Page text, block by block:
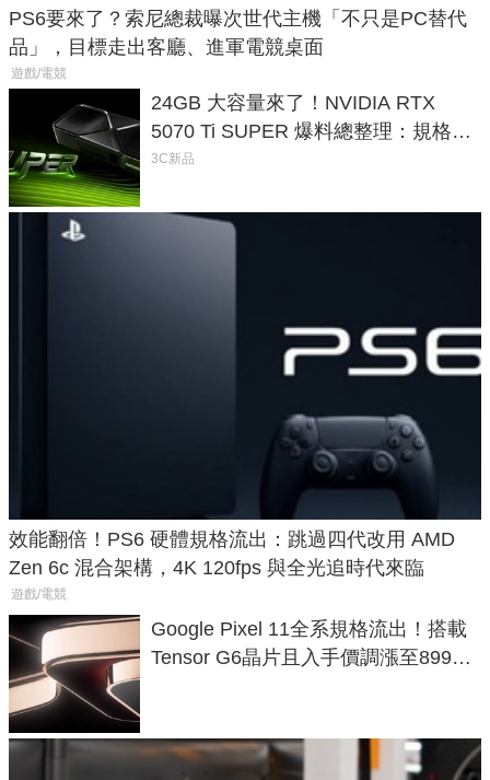
PS6要來了？索尼總裁曝次世代主機「不只是PC替代
品」，目標走出客廳、進軍電競桌面
遊戲/電競
24GB 大容量來了！NVIDIA RTX
5070 Ti SUPER 爆料總整理：規格、
功耗、上市時間
3C新品
效能翻倍！PS6 硬體規格流出：跳過四代改用 AMD
Zen 6c 混合架構，4K 120fps 與全光追時代來臨
遊戲/電競
Google Pixel 11全系規格流出！搭載
Tensor G6晶片且入手價調漲至899美